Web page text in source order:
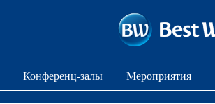
Конференц-залы Мероприятия